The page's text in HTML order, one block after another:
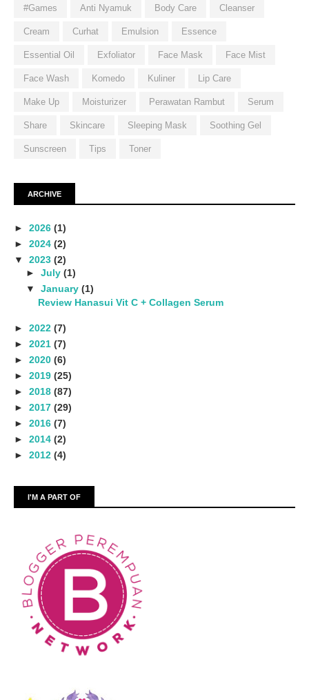
#Games Anti Nyamuk Body Care Cleanser
Cream Curhat Emulsion Essence
Essential Oil Exfoliator Face Mask Face Mist
Face Wash Komedo Kuliner Lip Care
Make Up Moisturizer Perawatan Rambut Serum
Share Skincare Sleeping Mask Soothing Gel
Sunscreen Tips Toner
ARCHIVE
► 2026 (1)
► 2024 (2)
▼ 2023 (2)
► July (1)
▼ January (1)
Review Hanasui Vit C + Collagen Serum
► 2022 (7)
► 2021 (7)
► 2020 (6)
► 2019 (25)
► 2018 (87)
► 2017 (29)
► 2016 (7)
► 2014 (2)
► 2012 (4)
I'M A PART OF